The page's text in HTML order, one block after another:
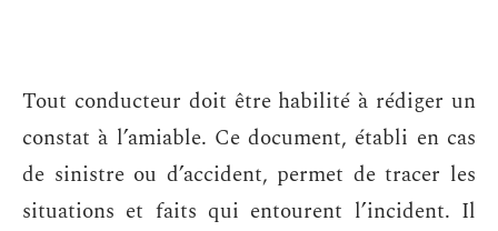
Tout conducteur doit être habilité à rédiger un
constat à l’amiable. Ce document, établi en cas
de sinistre ou d’accident, permet de tracer les
situations et faits qui entourent l’incident. Il